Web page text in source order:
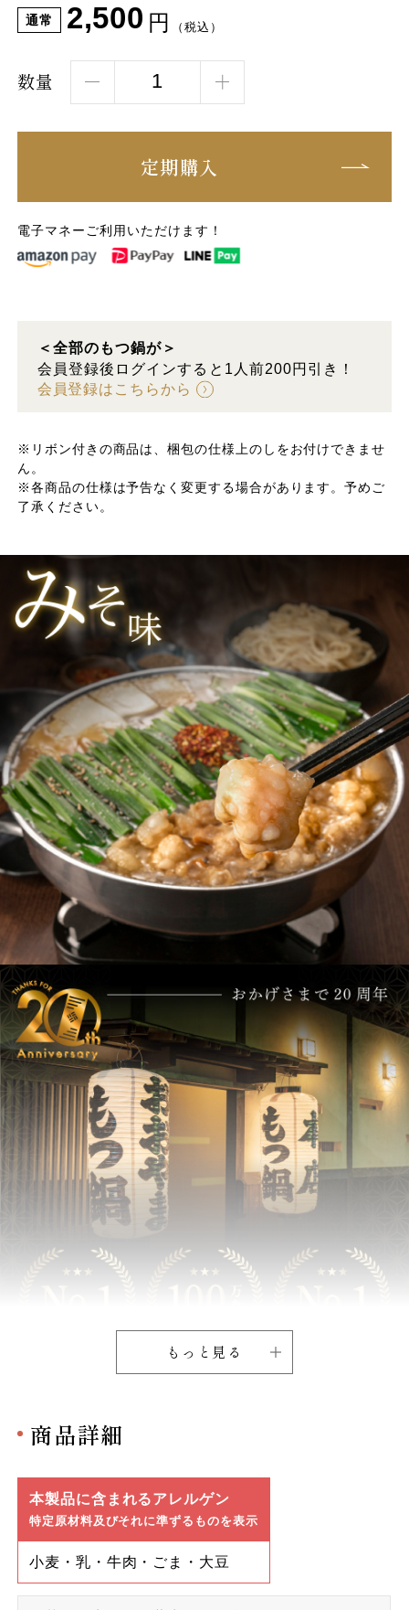
通常 2,500 円 （税込）
数量
定期購入
電子マネーご利用いただけます！
＜全部のもつ鍋が＞
会員登録後ログインすると1人前200円引き！
会員登録はこちらから
※リボン付きの商品は、梱包の仕様上のしをお付けできませ
ん。
※各商品の仕様は予告なく変更する場合があります。予めご
了承ください。
もっと見る
商品詳細
本製品に含まれるアレルゲン
特定原材料及びそれに準ずるものを表示
小麦・乳・牛肉・ごま・大豆